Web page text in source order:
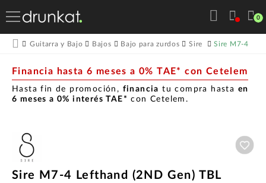
0
Guitarra y Bajo Bajos Bajo para zurdos Sire Sire M7-4
Financia hasta 6 meses a 0% TAE* con Cetelem
Hasta fin de promoción, financia tu compra hasta en
6 meses a 0% interés TAE* con Cetelem.
Sire M7-4 Lefthand (2ND Gen) TBL